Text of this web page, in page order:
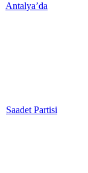
Antalya’da
Saadet Partisi